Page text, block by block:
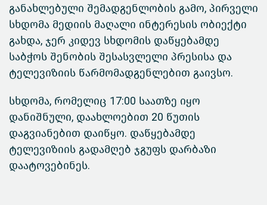
განახლებული შემადგენლობის გამო, პირველი
სხდომა მედიის მაღალი ინტერესის ობიექტი
გახდა, ჯერ კიდევ სხდომის დაწყებამდე
საბჭოს შენობის შესასვლელი პრესისა და
ტელევიზიის წარმომადგენლებით გაივსო.
სხდომა, რომელიც 17:00 საათზე იყო
დანიშნული, დაახლოებით 20 წუთის
დაგვიანებით დაიწყო. დაწყებამდე
ტელევიზიის გადამღებ ჯგუფს დარბაზი
დაატოვებინეს.